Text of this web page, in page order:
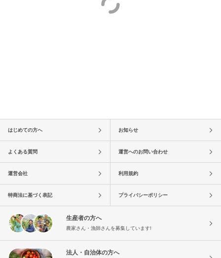
はじめての方へ お知らせ
よくある質問 運営へのお問い合わせ
運営会社 利用規約
特商法に基づく表記 プライバシーポリシー
生産者の方へ
農家さん・漁師さんを募集しています!
法人・自治体の方へ